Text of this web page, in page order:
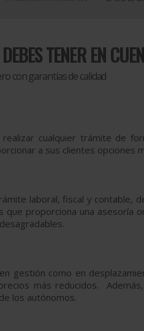
TENER EN
con garantías de calidad
cualquier trámite de
a sus clientes opciones
laboral, fiscal y contable,
proporciona una asesoría
como en
más reducidos.
los autónomos.